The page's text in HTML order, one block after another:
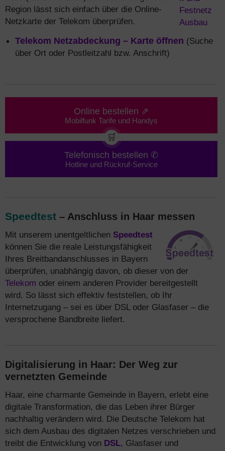
Region lässt sich einfach über die Online-
Netzkarte der Telekom überprüfen.
Telekom Netzabdeckung – Karte öffnen (Suche
über Ort oder Postleitzahl bzw. Anschrift)
Online bestellen ⇗
Mobilfunk Tarife und Handys
🛒
Telefonisch bestellen ✆
Hotline und Rückruf-Service
Speedtest – Anschluss in Haar messen
Mit unserem unentgeltlichen Speedtest
können Sie die reale Leistungsfähigkeit
Ihres Breitbandanschlusses in Bayern
überprüfen, unabhängig davon, ob dieser von der
Telekom oder einem anderen Provider bereitgestellt
wird. So lässt sich effektiv feststellen, ob Ihr
Internetzugang – sei es über DSL oder Glasfaser – die
versprochene Bandbreite liefert.
Digitalisierung in Haar: Der Weg zur
vernetzten Gemeinde
Haar, eine charmante Gemeinde in Bayern, erlebt eine
digitale Transformation, die das Leben ihrer Bürger
nachhaltig verändern wird. Die Deutsche Telekom hat
sich dem Ausbau des digitalen Netzes verschrieben und
treibt die Entwicklung von DSL, Glasfaser und